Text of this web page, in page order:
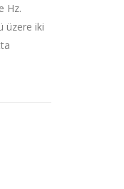
Hz.
üzere iki